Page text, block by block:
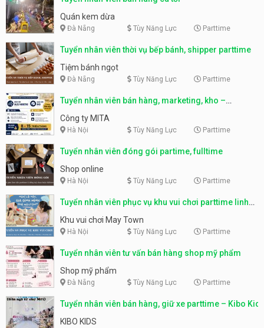
Quán kem dừa
Đà Nẵng Tùy Năng Lực Parttime
Tuyển nhân viên thời vụ bếp bánh, shipper parttime
Tiệm bánh ngọt
Đà Nẵng Tùy Năng Lực Parttime
Tuyển nhân viên bán hàng, marketing, kho –
parttime, fulltime
Công ty MITA
Hà Nội Tùy Năng Lực Parttime
Tuyển nhân viên đóng gói partime, fulltime
Shop online
Hà Nội Tùy Năng Lực Parttime
Tuyển nhân viên phục vụ khu vui chơi parttime linh
động
Khu vui chơi May Town
Hà Nội Tùy Năng Lực Parttime
Tuyển nhân viên tư vấn bán hàng shop mỹ phẩm
Shop mỹ phẩm
Đà Nẵng Tùy Năng Lực Parttime
Tuyển nhân viên bán hàng, giữ xe parttime – Kibo Kid
KIBO KIDS